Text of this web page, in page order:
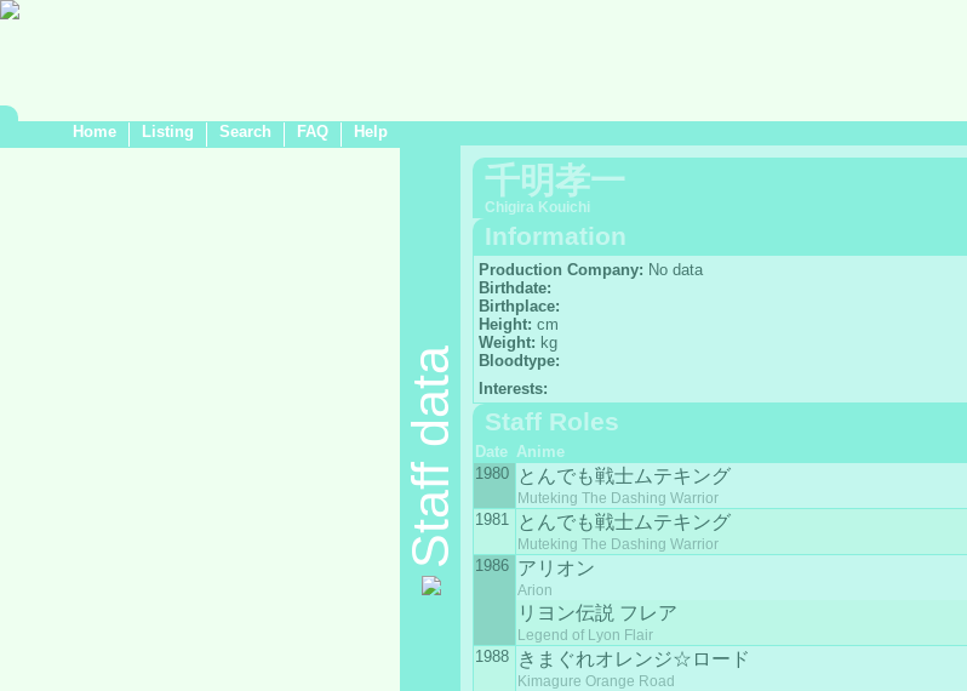
Home Listing Search FAQ Help
Staff data
千明孝一
Chigira Kouichi
Information
Production Company: No data
Birthdate:
Birthplace:
Height: cm
Weight: kg
Bloodtype:
Interests:
Staff Roles
Date Anime
1980
とんでも戦士ムテキング
Muteking The Dashing Warrior
1981 とんでも戦士ムテキング
Muteking The Dashing Warrior
1986 アリオン
Arion
リヨン伝説 フレア
Legend of Lyon Flair
1988 きまぐれオレンジ☆ロード
Kimagure Orange Road